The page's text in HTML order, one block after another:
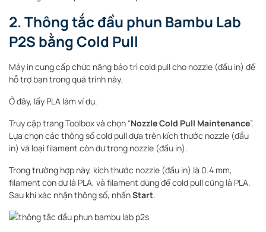
2. Thông tắc đầu phun Bambu Lab
P2S bằng Cold Pull
Máy in cung cấp chức năng bảo trì cold pull cho nozzle (đầu in) để
hỗ trợ bạn trong quá trình này.
Ở đây, lấy PLA làm ví dụ.
Truy cập trang Toolbox và chọn “Nozzle Cold Pull Maintenance”.
Lựa chọn các thông số cold pull dựa trên kích thước nozzle (đầu
in) và loại filament còn dư trong nozzle (đầu in).
Trong trường hợp này, kích thước nozzle (đầu in) là 0.4 mm,
filament còn dư là PLA, và filament dùng để cold pull cũng là PLA.
Sau khi xác nhận thông số, nhấnStart.